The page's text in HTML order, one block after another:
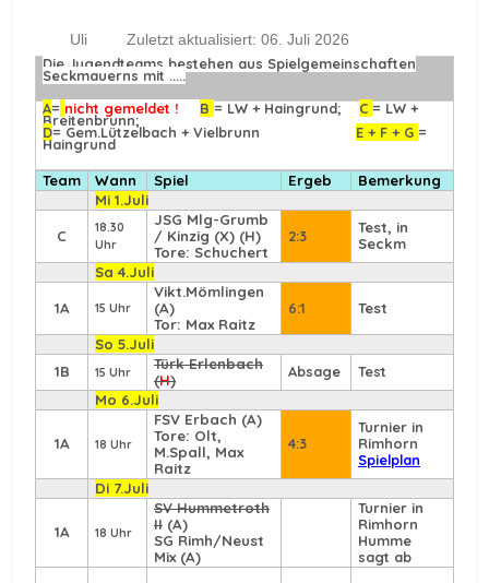
Uli
Zuletzt aktualisiert: 06. Juli 2026
Die Jugendteams bestehen aus Spielgemeinschaften
Seckmauerns mit .....
A= nicht gemeldet ! B = LW + Haingrund;C = LW +
Breitenbrunn;
D= Gem.Lützelbach + Vielbrunn E + F + G =
Haingrund
Team Wann Spiel Ergeb
Bemerkung
Mi 1.Juli
C
18.30
Uhr
JSG Mlg-Grumb
/ Kinzig (X) (H)
Tore: Schuchert
2:3
Test, in
Seckm
Sa 4.Juli
1A 15 Uhr
Vikt.Mömlingen
(A)
Tor: Max Raitz
6:1 Test
So 5.Juli
1B
15 Uhr
Türk Erlenbach
(H) Absage
Test
Mo 6.Juli
1A 18 Uhr
FSV Erbach (A)
Tore: Olt,
M.Spall, Max
Raitz
4:3
Turnier in
Rimhorn
Spielplan
Di 7.Juli
1A 18 Uhr
SV Hummetroth
II (A)
SG Rimh/Neust
Mix (A)
Turnier in
Rimhorn
Humme
sagt ab